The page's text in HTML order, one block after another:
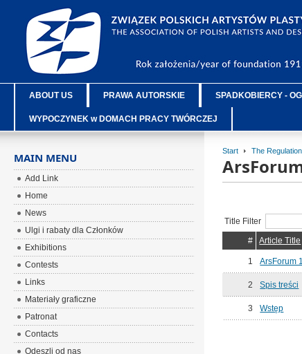
ABOUT US PRAWA AUTORSKIE SPADKOBIERCY -
WYPOCZYNEK w DOMACH PRACY TWÓRCZEJ
Start The
Title Filter
#
Article Title
1 ArsForum
2 Spis treści
3 Wstęp
MAIN MENU
Add Link
Home
News
Ulgi i rabaty dla Członków
Exhibitions
Contests
Links
Materiały graficzne
Patronat
Contacts
Odeszli od nas